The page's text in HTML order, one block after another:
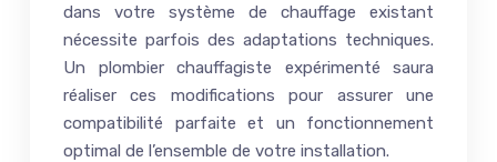
dans votre système de chauffage existant
nécessite parfois des adaptations techniques.
Un plombier chauffagiste expérimenté saura
réaliser ces modifications pour assurer une
compatibilité parfaite et un fonctionnement
optimal de l’ensemble de votre installation.